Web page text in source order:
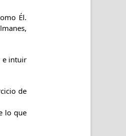
Él.
e intuir
de
lo que